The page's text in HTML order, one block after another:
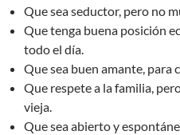
Que sea seductor, pero no
Que tenga buena posición
todo el día.
Que sea buen amante, para
Que respete a la familia,
vieja.
Que sea abierto y